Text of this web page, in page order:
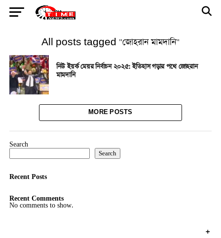
All posts tagged "জোহরান মামদানি"
নিউ ইয়র্ক মেয়র নির্বাচন ২০২৫: ইতিহাস গড়ার পথে জোহরান
মামদানি
MORE POSTS
Search
Search
Recent Posts
Recent Comments
No comments to show.
+